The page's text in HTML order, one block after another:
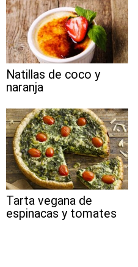
Natillas de coco y
naranja
Tarta vegana de
espinacas y tomates